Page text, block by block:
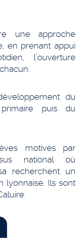
une approche
en prenant appui
l’ouverture
du
puis du
motivés par
national où
recherchent un
lyonnaise. Ils sont